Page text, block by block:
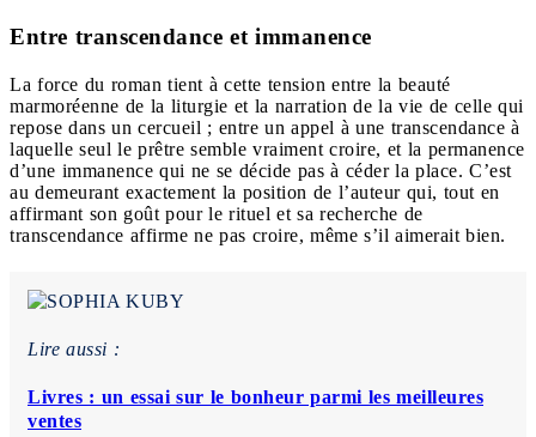
Entre transcendance et immanence
La force du roman tient à cette tension entre la beauté
marmoréenne de la liturgie et la narration de la vie de celle qui
repose dans un cercueil ; entre un appel à une transcendance à
laquelle seul le prêtre semble vraiment croire, et la permanence
d’une immanence qui ne se décide pas à céder la place. C’est
au demeurant exactement la position de l’auteur qui, tout en
affirmant son goût pour le rituel et sa recherche de
transcendance affirme ne pas croire, même s’il aimerait bien.
Lire aussi :
Livres : un essai sur le bonheur parmi les meilleures
ventes